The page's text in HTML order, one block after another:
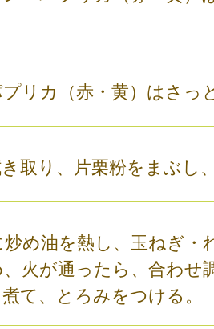
リカ（赤・黄）はさっ
取り、片栗粉をまぶし
め油を熱し、玉ねぎ・
火が通ったら、合わせ
て、とろみをつける。